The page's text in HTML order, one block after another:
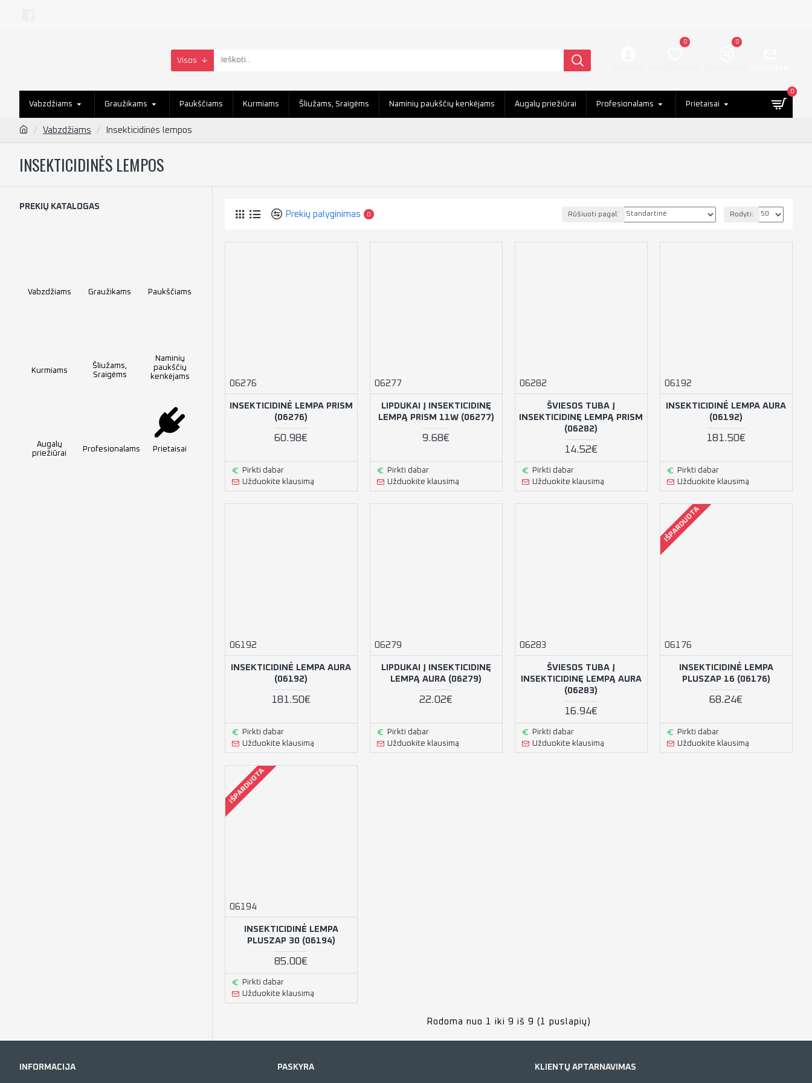
0 0
Visos
Vabzdžiams Graužikams Paukščiams Kurmiams Šliužams, Sraigėms Naminių paukščių kenkėjams Augalų priežiūrai Profesionalams Prietaisai
0
Vabzdžiams Insekticidinės lempos
INSEKTICIDINĖS LEMPOS
PREKIŲ KATALOGAS
Vabzdžiams Graužikams Paukščiams
Kurmiams
Šliužams,
Sraigėms
Naminių
paukščių
kenkėjams
Augalų
priežiūrai
Profesionalams Prietaisai
Prekių palyginimas 0 Rūšiuoti pagal: Rodyti:
06276
INSEKTICIDINĖ LEMPA PRISM
(06276)
60.98€
Pirkti dabar
Užduokite klausimą
06277
LIPDUKAI Į INSEKTICIDINĘ
LEMPĄ PRISM 11W (06277)
9.68€
Pirkti dabar
Užduokite klausimą
06282
ŠVIESOS TUBA Į
INSEKTICIDINĘ LEMPĄ PRISM
(06282)
14.52€
Pirkti dabar
Užduokite klausimą
06192
INSEKTICIDINĖ LEMPA AURA
(06192)
181.50€
Pirkti dabar
Užduokite klausimą
06192
INSEKTICIDINĖ LEMPA AURA
(06192)
181.50€
Pirkti dabar
Užduokite klausimą
06279
LIPDUKAI Į INSEKTICIDINĘ
LEMPĄ AURA (06279)
22.02€
Pirkti dabar
Užduokite klausimą
06283
ŠVIESOS TUBA Į
INSEKTICIDINĘ LEMPĄ AURA
(06283)
16.94€
Pirkti dabar
Užduokite klausimą
IŠPARDUOTA
06176
INSEKTICIDINĖ LEMPA
PLUSZAP 16 (06176)
68.24€
Pirkti dabar
Užduokite klausimą
IŠPARDUOTA
06194
INSEKTICIDINĖ LEMPA
PLUSZAP 30 (06194)
85.00€
Pirkti dabar
Užduokite klausimą
Rodoma nuo 1 iki 9 iš 9 (1 puslapių)
INFORMACIJA PASKYRA KLIENTŲ APTARNAVIMAS